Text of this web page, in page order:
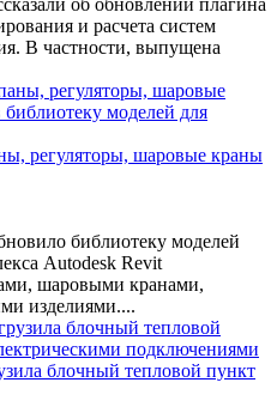
об обновлении плагина
и расчета систем
В частности, выпущена
регуляторы, шаровые краны
библиотеку моделей
Autodesk Revit
шаровыми кранами,
изделиями....
блочный тепловой пункт